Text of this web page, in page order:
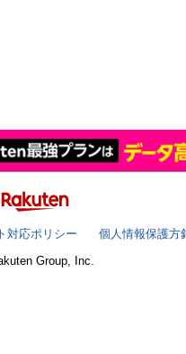
対応ポリシー
個人情報保護方
Group, Inc.